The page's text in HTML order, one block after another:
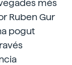
més
Ruben Gur
pogut